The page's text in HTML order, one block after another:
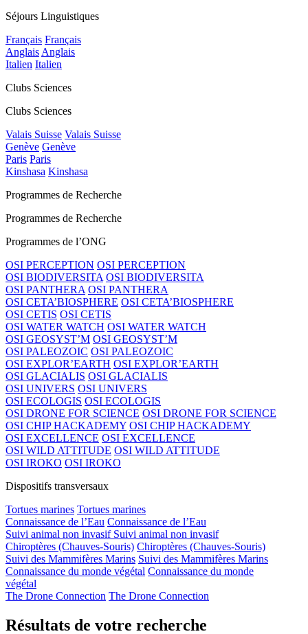
Séjours Linguistiques
Français Français
AnglaisAnglais
Italien Italien
Clubs Sciences
Clubs Sciences
Valais Suisse Valais Suisse
Genève Genève
Paris Paris
Kinshasa Kinshasa
Programmes de Recherche
Programmes de Recherche
Programmes de l’ONG
OSI PERCEPTION OSI PERCEPTION
OSI BIODIVERSITA OSI BIODIVERSITA
OSI PANTHERA OSI PANTHERA
OSI CETA’BIOSPHERE OSI CETA’BIOSPHERE
OSI CETIS OSI CETIS
OSI WATER WATCH OSI WATER WATCH
OSI GEOSYST’M OSI GEOSYST’M
OSI PALEOZOIC OSI PALEOZOIC
OSI EXPLOR’EARTH OSI EXPLOR’EARTH
OSI GLACIALIS OSI GLACIALIS
OSI UNIVERS OSI UNIVERS
OSI ECOLOGIS OSI ECOLOGIS
OSI DRONE FOR SCIENCE OSI DRONE FOR SCIENCE
OSI CHIP HACKADEMY OSI CHIP HACKADEMY
OSI EXCELLENCE OSI EXCELLENCE
OSI WILD ATTITUDE OSI WILD ATTITUDE
OSI IROKO OSI IROKO
Dispositifs transversaux
Tortues marines Tortues marines
Connaissance de l’Eau Connaissance de l’Eau
Suivi animal non invasif Suivi animal non invasif
Chiroptères (Chauves-Souris) Chiroptères (Chauves-Souris)
Suivi des Mammifères Marins Suivi des Mammifères Marins
Connaissance du monde végétal Connaissance du monde
végétal
The Drone Connection The Drone Connection
Résultats de votre recherche